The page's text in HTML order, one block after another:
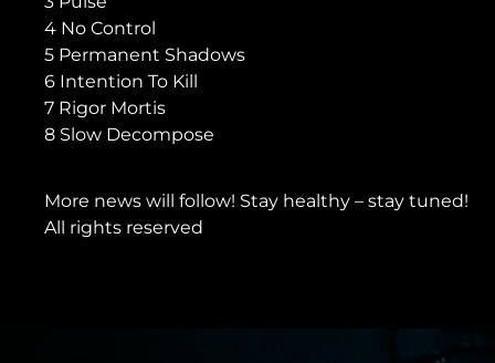
4 No Control
5 Permanent Shadows
6 Intention To Kill
7 Rigor Mortis
8 Slow Decompose
More news will follow! Stay healthy – stay tuned!
All rights reserved